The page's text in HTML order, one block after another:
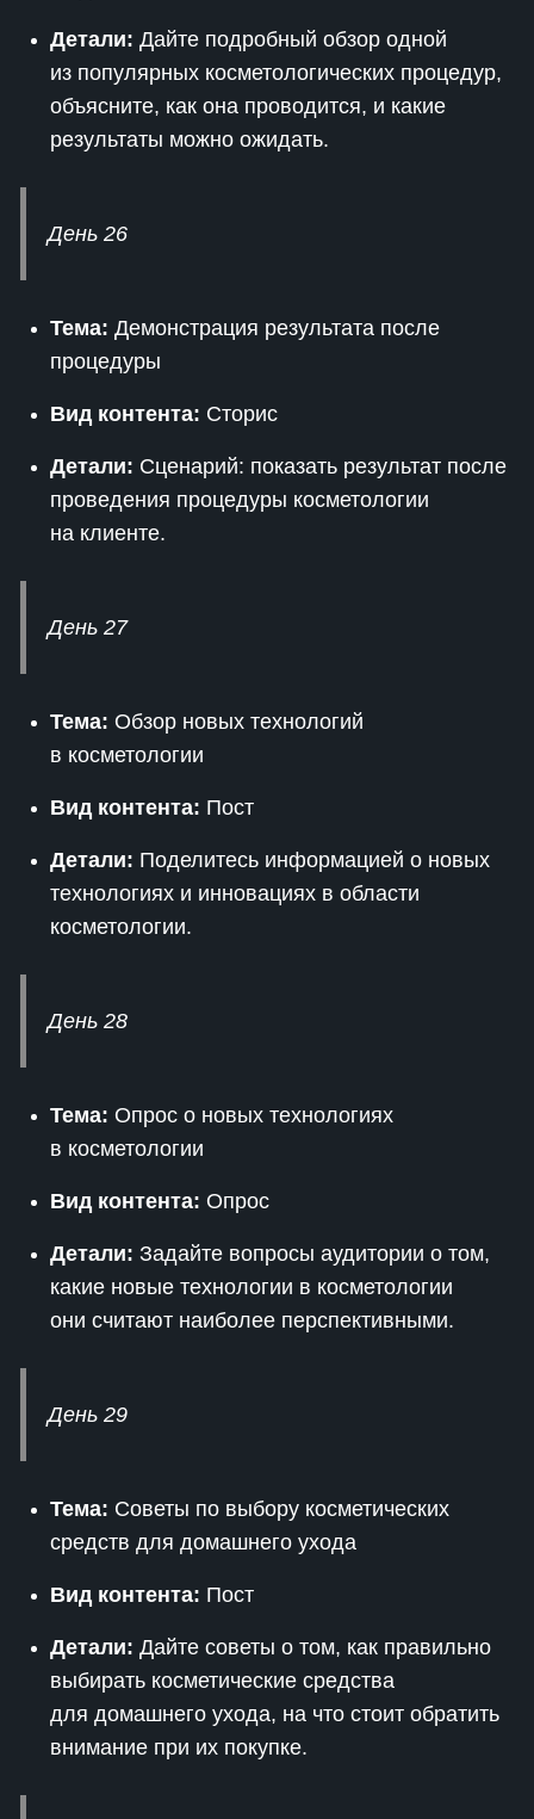
Детали: Дайте подробный обзор одной
из популярных косметологических процедур,
объясните, как она проводится, и какие
результаты можно ожидать.
День 26
Тема: Демонстрация результата после
процедуры
Вид контента: Сторис
Детали: Сценарий: показать результат после
проведения процедуры косметологии
на клиенте.
День 27
Тема: Обзор новых технологий
в косметологии
Вид контента: Пост
Детали: Поделитесь информацией о новых
технологиях и инновациях в области
косметологии.
День 28
Тема: Опрос о новых технологиях
в косметологии
Вид контента: Опрос
Детали: Задайте вопросы аудитории о том,
какие новые технологии в косметологии
они считают наиболее перспективными.
День 29
Тема: Советы по выбору косметических
средств для домашнего ухода
Вид контента: Пост
Детали: Дайте советы о том, как правильно
выбирать косметические средства
для домашнего ухода, на что стоит обратить
внимание при их покупке.